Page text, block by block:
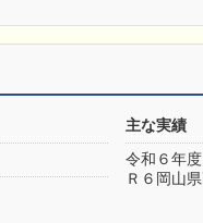
主な実績
令和６年度
Ｒ６岡山